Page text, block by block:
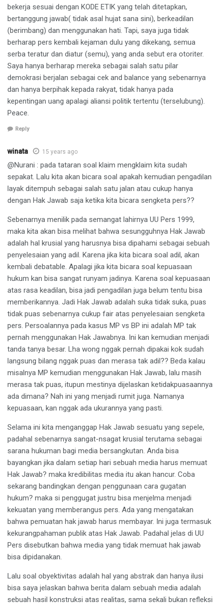
bekerja sesuai dengan KODE ETIK yang telah ditetapkan,
bertanggung jawab( tidak asal hujat sana sini), berkeadilan
(berimbang) dan menggunakan hati. Tapi, saya juga tidak
berharap pers kembali kejaman dulu yang dikekang, semua
serba teratur dan diatur (semu), yang anda sebut era otoriter.
Saya hanya berharap mereka sebagai salah satu pilar
demokrasi berjalan sebagai cek and balance yang sebenarnya
dan hanya berpihak kepada rakyat, tidak hanya pada
kepentingan uang apalagi aliansi politik tertentu (terselubung).
Peace.
Reply
winata 15 years ago
@Nurani : pada tataran soal klaim mengklaim kita sudah
sepakat. Lalu kita akan bicara soal apakah kemudian pengadilan
layak ditempuh sebagai salah satu jalan atau cukup hanya
dengan Hak Jawab saja ketika kita bicara sengketa pers??
Sebenarnya menilik pada semangat lahirnya UU Pers 1999,
maka kita akan bisa melihat bahwa sesungguhnya Hak Jawab
adalah hal krusial yang harusnya bisa dipahami sebagai sebuah
penyelesaian yang adil. Karena jika kita bicara soal adil, akan
kembali debatable. Apalagi jika kita bicara soal kepuasaan
hukum kan bisa sangat runyam jadinya. Karena soal kepuasaan
atas rasa keadilan, bisa jadi pengadilan juga belum tentu bisa
memberikannya. Jadi Hak Jawab adalah suka tidak suka, puas
tidak puas sebenarnya cukup fair atas penyelesaian sengketa
pers. Persoalannya pada kasus MP vs BP ini adalah MP tak
pernah menggunakan Hak Jawabnya. Ini kan kemudian menjadi
tanda tanya besar. Lha wong nggak pernah dipakai kok sudah
langsung bilang nggak puas dan merasa tak adil?? Beda kalau
misalnya MP kemudian menggunakan Hak Jawab, lalu masih
merasa tak puas, itupun mestinya dijelaskan ketidakpuasaannya
ada dimana? Nah ini yang menjadi rumit juga. Namanya
kepuasaan, kan nggak ada ukurannya yang pasti.
Selama ini kita menganggap Hak Jawab sesuatu yang sepele,
padahal sebenarnya sangat-nsagat krusial terutama sebagai
sarana hukuman bagi media bersangkutan. Anda bisa
bayangkan jika dalam setiap hari sebuah media harus memuat
Hak Jawab? maka kredibilitas media itu akan hancur. Coba
sekarang bandingkan dengan penggunaan cara gugatan
hukum? maka si penggugat justru bisa menjelma menjadi
kekuatan yang memberangus pers. Ada yang mengatakan
bahwa pemuatan hak jawab harus membayar. Ini juga termasuk
kekurangpahaman publik atas Hak Jawab. Padahal jelas di UU
Pers disebutkan bahwa media yang tidak memuat hak jawab
bisa dipidanakan.
Lalu soal obyektivitas adalah hal yang abstrak dan hanya ilusi
bisa saya jelaskan bahwa berita dalam sebuah media adalah
sebuah hasil konstruksi atas realitas, sama sekali bukan refleksi